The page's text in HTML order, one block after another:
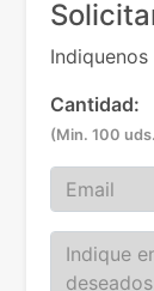
Cantidad:
(Min. 100